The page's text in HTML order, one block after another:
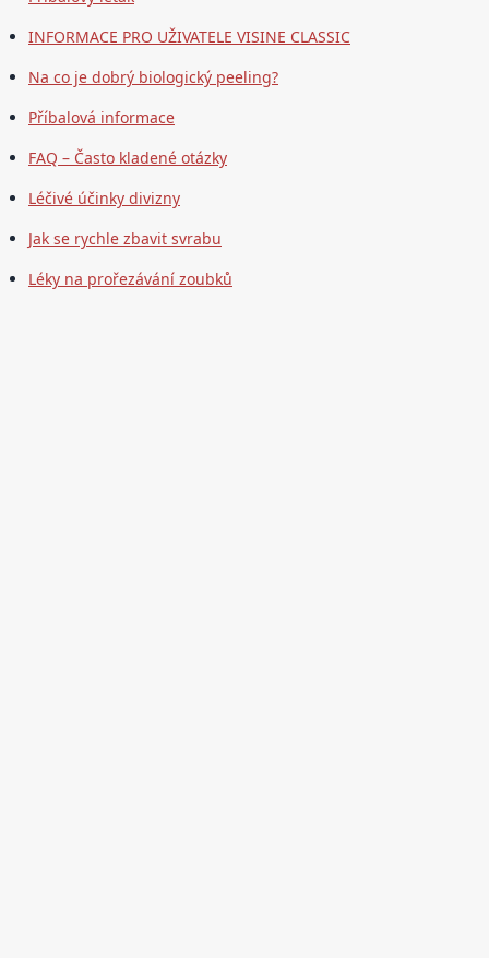
INFORMACE PRO UŽIVATELE VISINE CLASSIC
Na co je dobrý biologický peeling?
Příbalová informace
FAQ – Často kladené otázky
Léčivé účinky divizny
Jak se rychle zbavit svrabu
Léky na prořezávání zoubků